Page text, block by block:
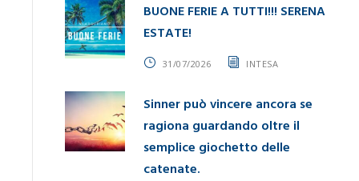
BUONE FERIE A TUTTI!!! SERENA
ESTATE!
31/07/2026 INTESA
Sinner può vincere ancora se
ragiona guardando oltre il
semplice giochetto delle
catenate.